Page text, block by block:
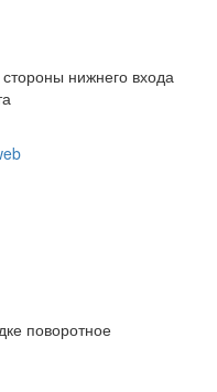
нижнего входа
поворотное